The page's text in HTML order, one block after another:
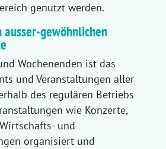
genutzt werden.
gewöhnlichen
Wochenenden ist das
und Veranstaltungen aller
des regulären Betriebs
wie Konzerte,
und
organisiert und